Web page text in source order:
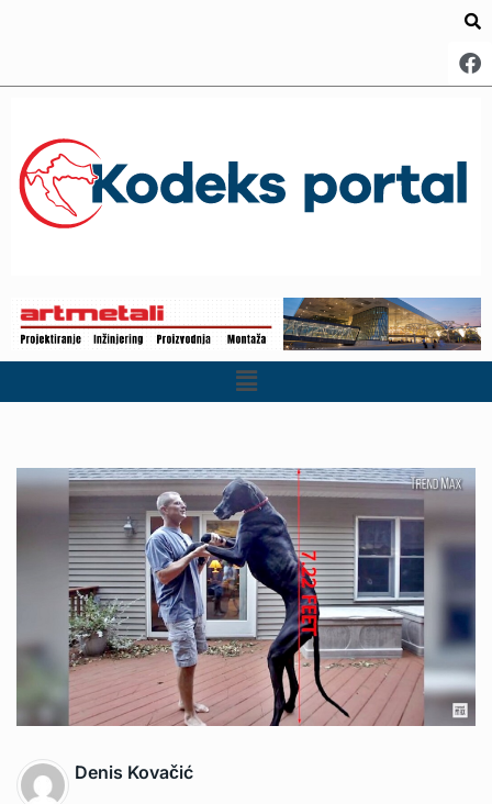
Denis Kovačić